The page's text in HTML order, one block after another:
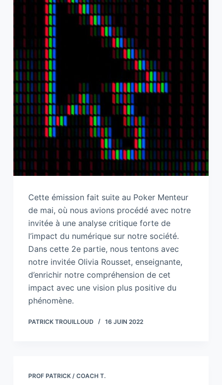
Cette émission fait suite au Poker Menteur
de mai, où nous avions procédé avec notre
invitée à une analyse critique forte de
l’impact du numérique sur notre société.
Dans cette 2e partie, nous tentons avec
notre invitée Olivia Rousset, enseignante,
d’enrichir notre compréhension de cet
impact avec une vision plus positive du
phénomène.
PATRICK TROUILLOUD 16 JUIN 2022
PROF PATRICK / COACH T.